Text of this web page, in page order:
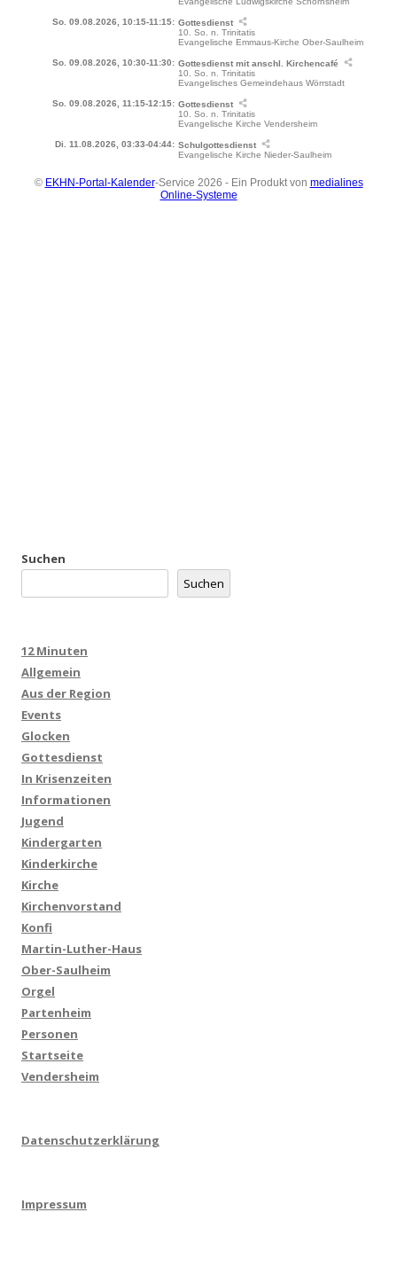
Suchen
Suchen
12 Minuten
Allgemein
Aus der Region
Events
Glocken
Gottesdienst
In Krisenzeiten
Informationen
Jugend
Kindergarten
Kinderkirche
Kirche
Kirchenvorstand
Konfi
Martin-Luther-Haus
Ober-Saulheim
Orgel
Partenheim
Personen
Startseite
Vendersheim
Datenschutzerklärung
Impressum